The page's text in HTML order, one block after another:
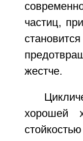
частиц,
жестче.
хорошей